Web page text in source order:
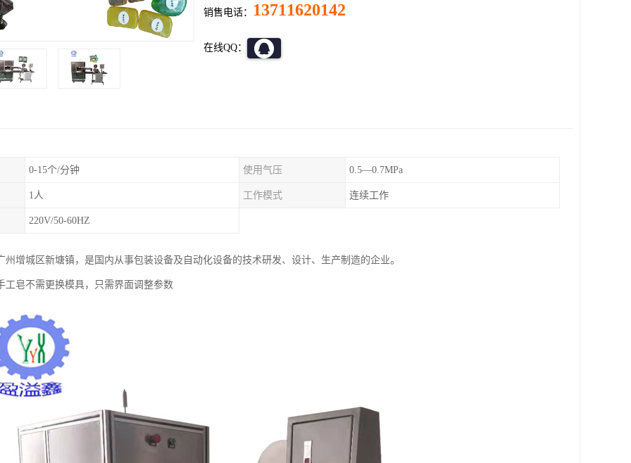
销售电话： 13711620142
在线QQ：
0-15个/分钟 使用气压 0.5—0.7MPa
1人 工作模式 连续工作
220V/50-60HZ
州增城区新塘镇，是国内从事包装设备及自动化设备的技术研发、设计、生产制造的企业。
工皂不需更换模具，只需界面调整参数